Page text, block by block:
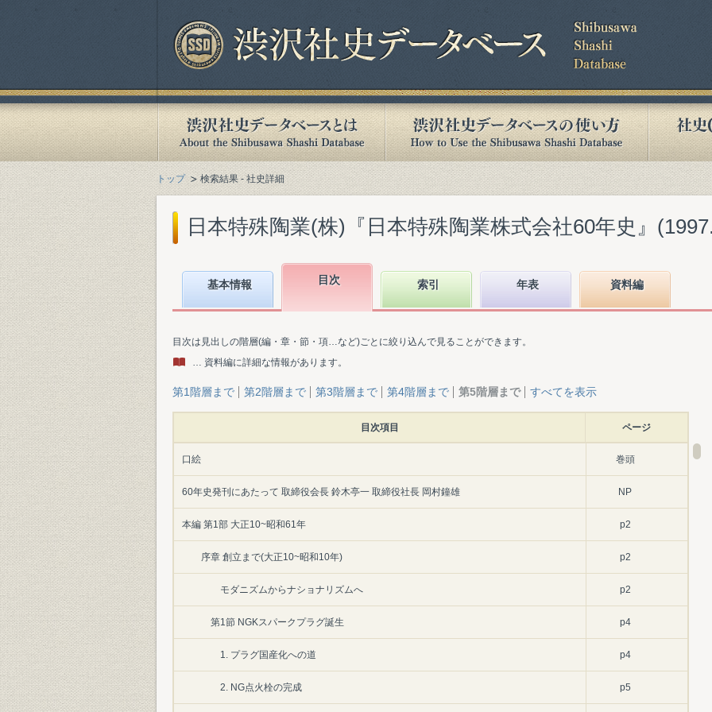
トップ 検索結果 - 社史詳細
日本特殊陶業(株)『日本特殊陶業株式会社60年史』
基本情報 目次 索引 年表 資料編
目次は見出しの階層(編・章・節・項…など)ごとに絞り込んで見ることができます。
… 資料編に詳細な情報があります。
第1階層まで 第2階層まで 第3階層まで 第4階層まで 第5階層まで すべてを表示
目次項目 ページ
口絵 巻頭
60年史発刊にあたって 取締役会長 鈴木亭一 取締役社長 岡村鐘雄 NP
本編 第1部 大正10~昭和61年 p2
序章 創立まで(大正10~昭和10年) p2
モダニズムからナショナリズムへ p2
第1節 NGKスパークプラグ誕生 p4
1. プラグ国産化への道 p4
2. NG点火栓の完成 p5